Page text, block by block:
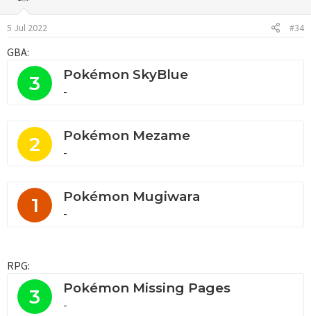
o
n
s
:
5 Jul 2022 #34
GBA:
3 Pokémon SkyBlue
-
2 Pokémon Mezame
-
1 Pokémon Mugiwara
-
RPG:
3 Pokémon Missing Pages
-